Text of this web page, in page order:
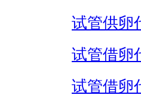
试管供卵
试管借卵
试管借卵